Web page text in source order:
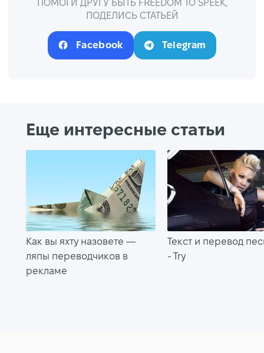
ПОМОГИ ДРУГУ БЫТЬ FREEDOM TO SPEEK,
ПОДЕЛИСЬ СТАТЬЕЙ
Facebook Telegram
Еще интересные статьи
Как вы яхту назовете —
ляпы переводчиков в
рекламе
Текст и перевод
- Try